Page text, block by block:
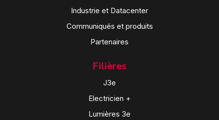
Industrie et Datacenter
Communiqués et produits
Partenaires
Filières
J3e
Electricien +
Lumières 3e